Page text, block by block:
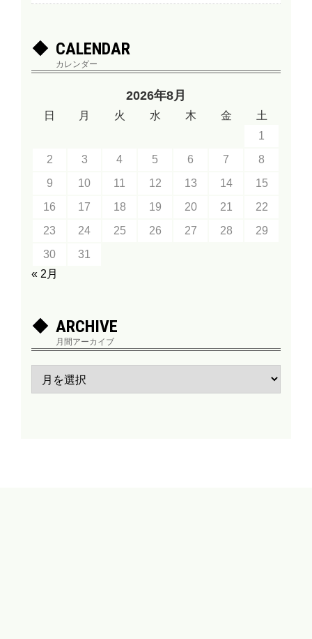
CALENDAR
カレンダー
2026年8月
日 月 火 水 木 金
土
1
2
3 4 5 6 7
8
9
10 11 12 13 14
15
16
17 18 19 20 21
22
23
24 25 26 27 28
29
30
31
« 2月
ARCHIVE
月間アーカイブ